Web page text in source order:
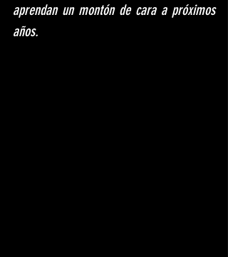
aprendan un montón de cara a próximos
años.